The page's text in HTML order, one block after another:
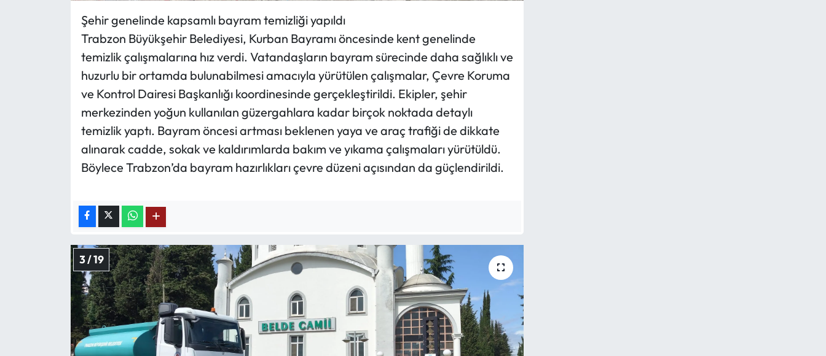
Şehir genelinde kapsamlı bayram temizliği yapıldı
Trabzon Büyükşehir Belediyesi, Kurban Bayramı öncesinde kent genelinde
temizlik çalışmalarına hız verdi. Vatandaşların bayram sürecinde daha sağlıklı ve
huzurlu bir ortamda bulunabilmesi amacıyla yürütülen çalışmalar, Çevre Koruma
ve Kontrol Dairesi Başkanlığı koordinesinde gerçekleştirildi. Ekipler, şehir
merkezinden yoğun kullanılan güzergahlara kadar birçok noktada detaylı
temizlik yaptı. Bayram öncesi artması beklenen yaya ve araç trafiği de dikkate
alınarak cadde, sokak ve kaldırımlarda bakım ve yıkama çalışmaları yürütüldü.
Böylece Trabzon’da bayram hazırlıkları çevre düzeni açısından da güçlendirildi.
3 / 19